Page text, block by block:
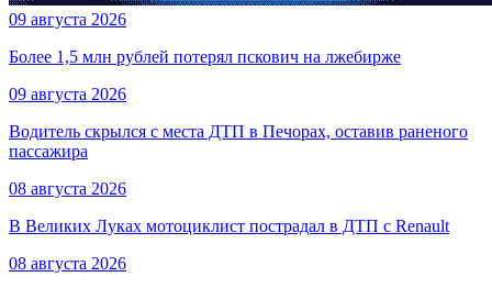
09 августа 2026
Более 1,5 млн рублей потерял пскович на лжебирже
09 августа 2026
Водитель скрылся с места ДТП в Печорах, оставив раненого
пассажира
08 августа 2026
В Великих Луках мотоциклист пострадал в ДТП с Renault
08 августа 2026